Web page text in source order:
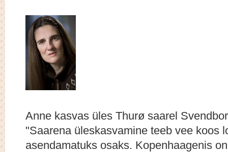
Anne kasvas üles Thurø saarel
"Saarena üleskasvamine teeb vee koos
asendamatuks osaks. Kopenhaagenis